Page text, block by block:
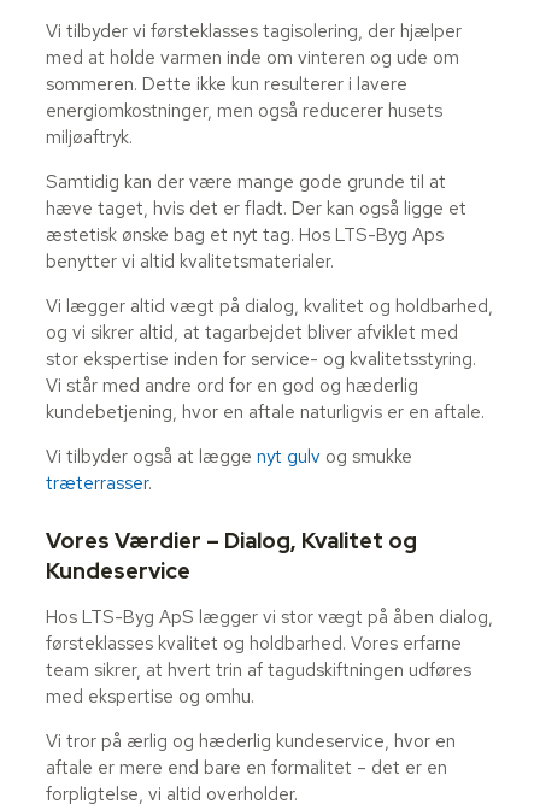
Vi tilbyder vi førsteklasses tagisolering, der hjælper
med at holde varmen inde om vinteren og ude om
sommeren. Dette ikke kun resulterer i lavere
energiomkostninger, men også reducerer husets
miljøaftryk.
Samtidig kan der være mange gode grunde til at
hæve taget, hvis det er fladt. Der kan også ligge et
æstetisk ønske bag et nyt tag. Hos LTS-Byg Aps
benytter vi altid kvalitetsmaterialer.
Vi lægger altid vægt på dialog, kvalitet og holdbarhed,
og vi sikrer altid, at tagarbejdet bliver afviklet med
stor ekspertise inden for service- og kvalitetsstyring.
Vi står med andre ord for en god og hæderlig
kundebetjening, hvor en aftale naturligvis er en aftale.
Vi tilbyder også at lægge nyt gulv og smukke
træterrasser.
Vores Værdier – Dialog, Kvalitet og
Kundeservice
Hos LTS-Byg ApS lægger vi stor vægt på åben dialog,
førsteklasses kvalitet og holdbarhed. Vores erfarne
team sikrer, at hvert trin af tagudskiftningen udføres
med ekspertise og omhu.
Vi tror på ærlig og hæderlig kundeservice, hvor en
aftale er mere end bare en formalitet – det er en
forpligtelse, vi altid overholder.